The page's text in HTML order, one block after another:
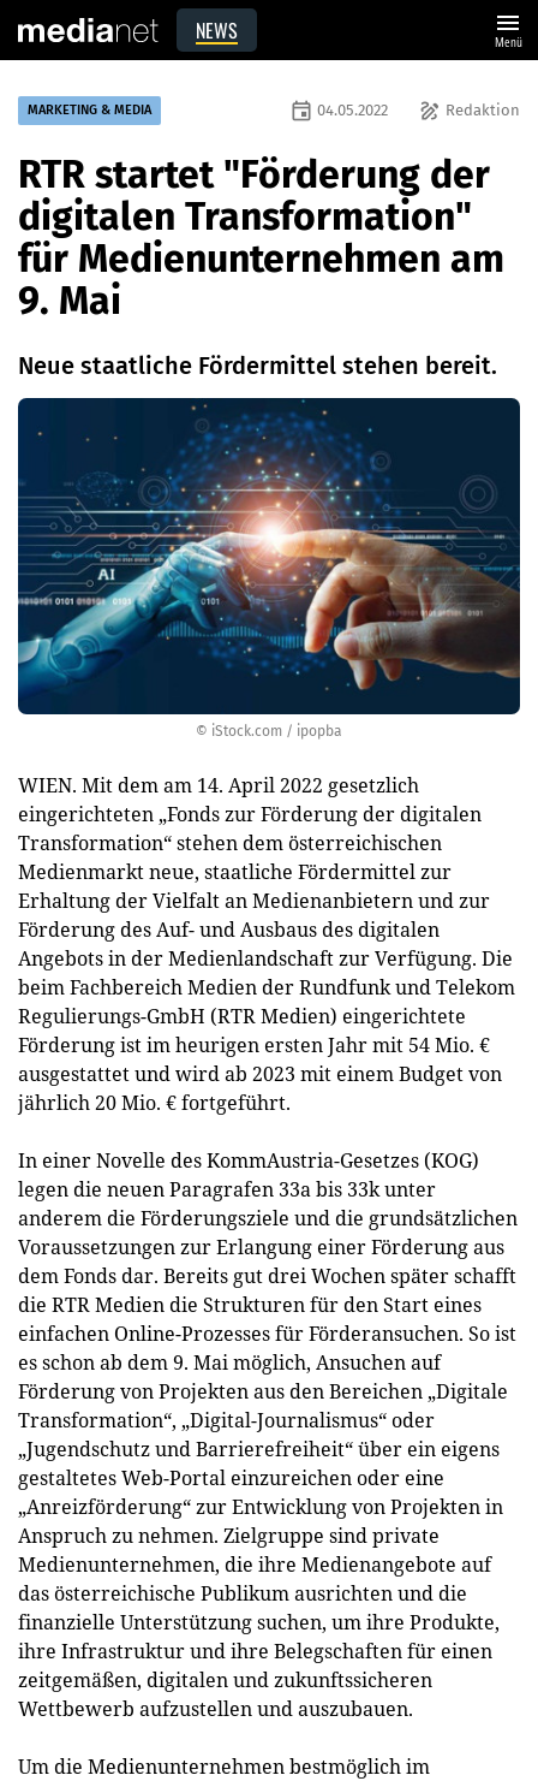
NEWS menu
Menü
© iStock.com / ipopba
MARKETING & MEDIA draw Redaktion
event 04.05.2022
RTR startet "Förderung der
digitalen Transformation"
für Medienunternehmen am
9. Mai
Neue staatliche Fördermittel stehen bereit.
WIEN. Mit dem am 14. April 2022 gesetzlich
eingerichteten „Fonds zur Förderung der digitalen
Transformation“ stehen dem österreichischen
Medienmarkt neue, staatliche Fördermittel zur
Erhaltung der Vielfalt an Medienanbietern und zur
Förderung des Auf- und Ausbaus des digitalen
Angebots in der Medienlandschaft zur Verfügung. Die
beim Fachbereich Medien der Rundfunk und Telekom
Regulierungs-GmbH (RTR Medien) eingerichtete
Förderung ist im heurigen ersten Jahr mit 54 Mio. €
ausgestattet und wird ab 2023 mit einem Budget von
jährlich 20 Mio. € fortgeführt.
In einer Novelle des KommAustria-Gesetzes (KOG)
legen die neuen Paragrafen 33a bis 33k unter
anderem die Förderungsziele und die grundsätzlichen
Voraussetzungen zur Erlangung einer Förderung aus
dem Fonds dar. Bereits gut drei Wochen später schafft
die RTR Medien die Strukturen für den Start eines
einfachen Online-Prozesses für Förderansuchen. So ist
es schon ab dem 9. Mai möglich, Ansuchen auf
Förderung von Projekten aus den Bereichen „Digitale
Transformation“, „Digital-Journalismus“ oder
„Jugendschutz und Barrierefreiheit“ über ein eigens
gestaltetes Web-Portal einzureichen oder eine
„Anreizförderung“ zur Entwicklung von Projekten in
Anspruch zu nehmen. Zielgruppe sind private
Medienunternehmen, die ihre Medienangebote auf
das österreichische Publikum ausrichten und die
finanzielle Unterstützung suchen, um ihre Produkte,
ihre Infrastruktur und ihre Belegschaften für einen
zeitgemäßen, digitalen und zukunftssicheren
Wettbewerb aufzustellen und auszubauen.
Um die Medienunternehmen bestmöglich im